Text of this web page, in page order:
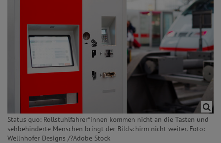
Status quo: Rollstuhlfahrer*innen kommen nicht an die Tasten und
sehbehinderte Menschen bringt der Bildschirm nicht weiter. Foto:
Wellnhofer Designs /?Adobe Stock